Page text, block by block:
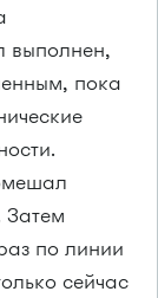
выполнен,
пока
по линии
сейчас